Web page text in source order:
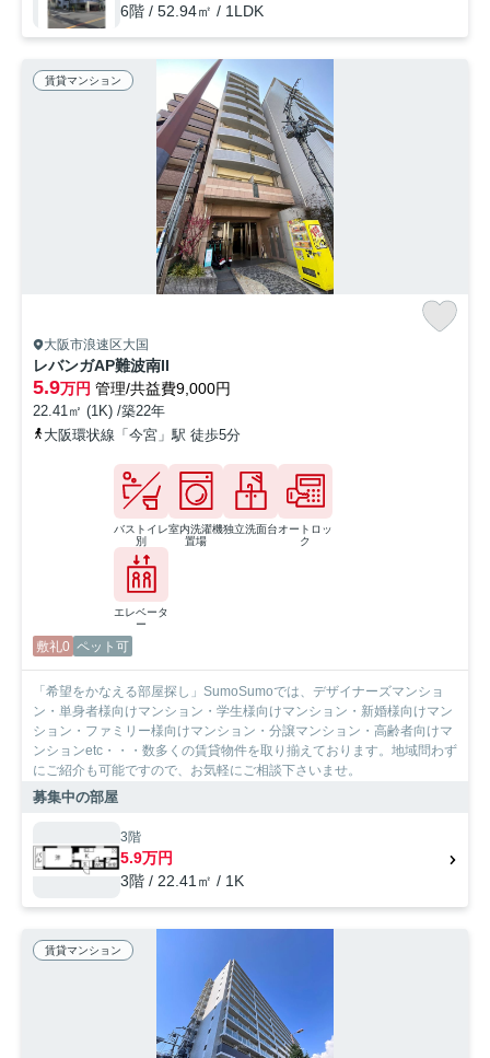
6階 / 52.94㎡ / 1LDK
賃貸マンション
大阪市浪速区大国
レバンガAP難波南II
5.9万円 管理/共益費9,000円
22.41㎡ (1K) /築22年
大阪環状線「今宮」駅 徒歩5分
バストイレ
別
室内洗濯機
置場
独立洗面台オートロッ
ク
エレベータ
ー
敷礼0 ペット可
「希望をかなえる部屋探し」SumoSumoでは、デザイナーズマンショ
ン・単身者様向けマンション・学生様向けマンション・新婚様向けマン
ション・ファミリー様向けマンション・分譲マンション・高齢者向けマ
ンションetc・・・数多くの賃貸物件を取り揃えております。地域問わず
にご紹介も可能ですので、お気軽にご相談下さいませ。
募集中の部屋
3階
5.9万円
3階 / 22.41㎡ / 1K
賃貸マンション